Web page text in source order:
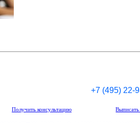
+7 (495) 22-
Получить консультацию